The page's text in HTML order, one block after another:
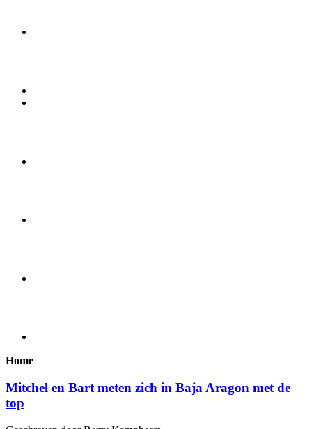
Home
Mitchel en Bart meten zich in Baja Aragon met de
top